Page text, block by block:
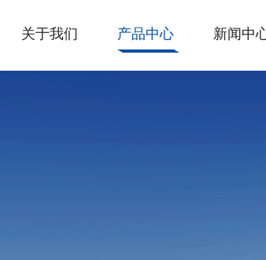
关于我们 产品中心 新闻中